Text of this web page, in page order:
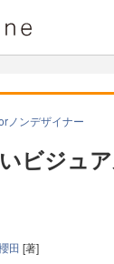
ノンデザイナー
ビジュ
田 [著]